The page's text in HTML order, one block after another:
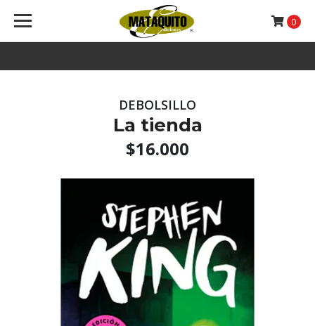
0
DEBOLSILLO
La tienda
$16.000